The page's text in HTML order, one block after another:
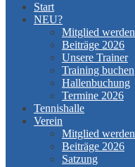
Start
NEU?
Mitglied werden
Beiträge 2026
Unsere Trainer
Training buchen
Hallenbuchung
Termine 2026
Tennishalle
Verein
Mitglied werden
Beiträge 2026
Satzung